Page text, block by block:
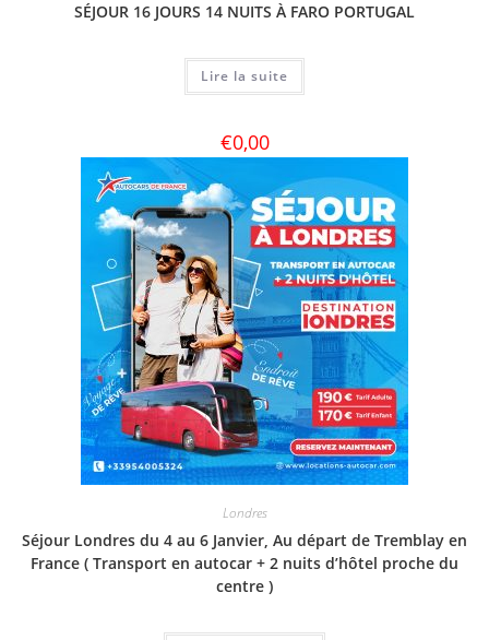
SÉJOUR 16 JOURS 14 NUITS À FARO PORTUGAL
Lire la suite
€0,00
Londres
Séjour Londres du 4 au 6 Janvier, Au départ de Tremblay en
France ( Transport en autocar + 2 nuits d’hôtel proche du
centre )